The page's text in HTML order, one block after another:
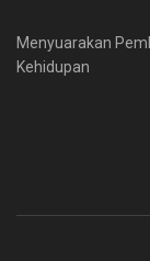
Menyuarakan
Kehidupan